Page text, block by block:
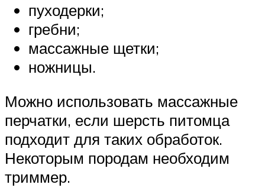
пуходерки;
гребни;
массажные щетки;
ножницы.
Можно использовать массажные
перчатки, если шерсть питомца
подходит для таких обработок.
Некоторым породам необходим
триммер.